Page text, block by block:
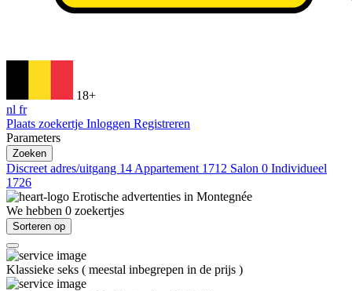
18+
nl fr
Plaats zoekertje Inloggen Registreren
Parameters
Zoeken
Discreet adres/uitgang 14 Appartement 1712 Salon 0 Individueel
1726
Erotische advertenties in Montegnée
We hebben 0 zoekertjes
Sorteren op
Klassieke seks ( meestal inbegrepen in de prijs )